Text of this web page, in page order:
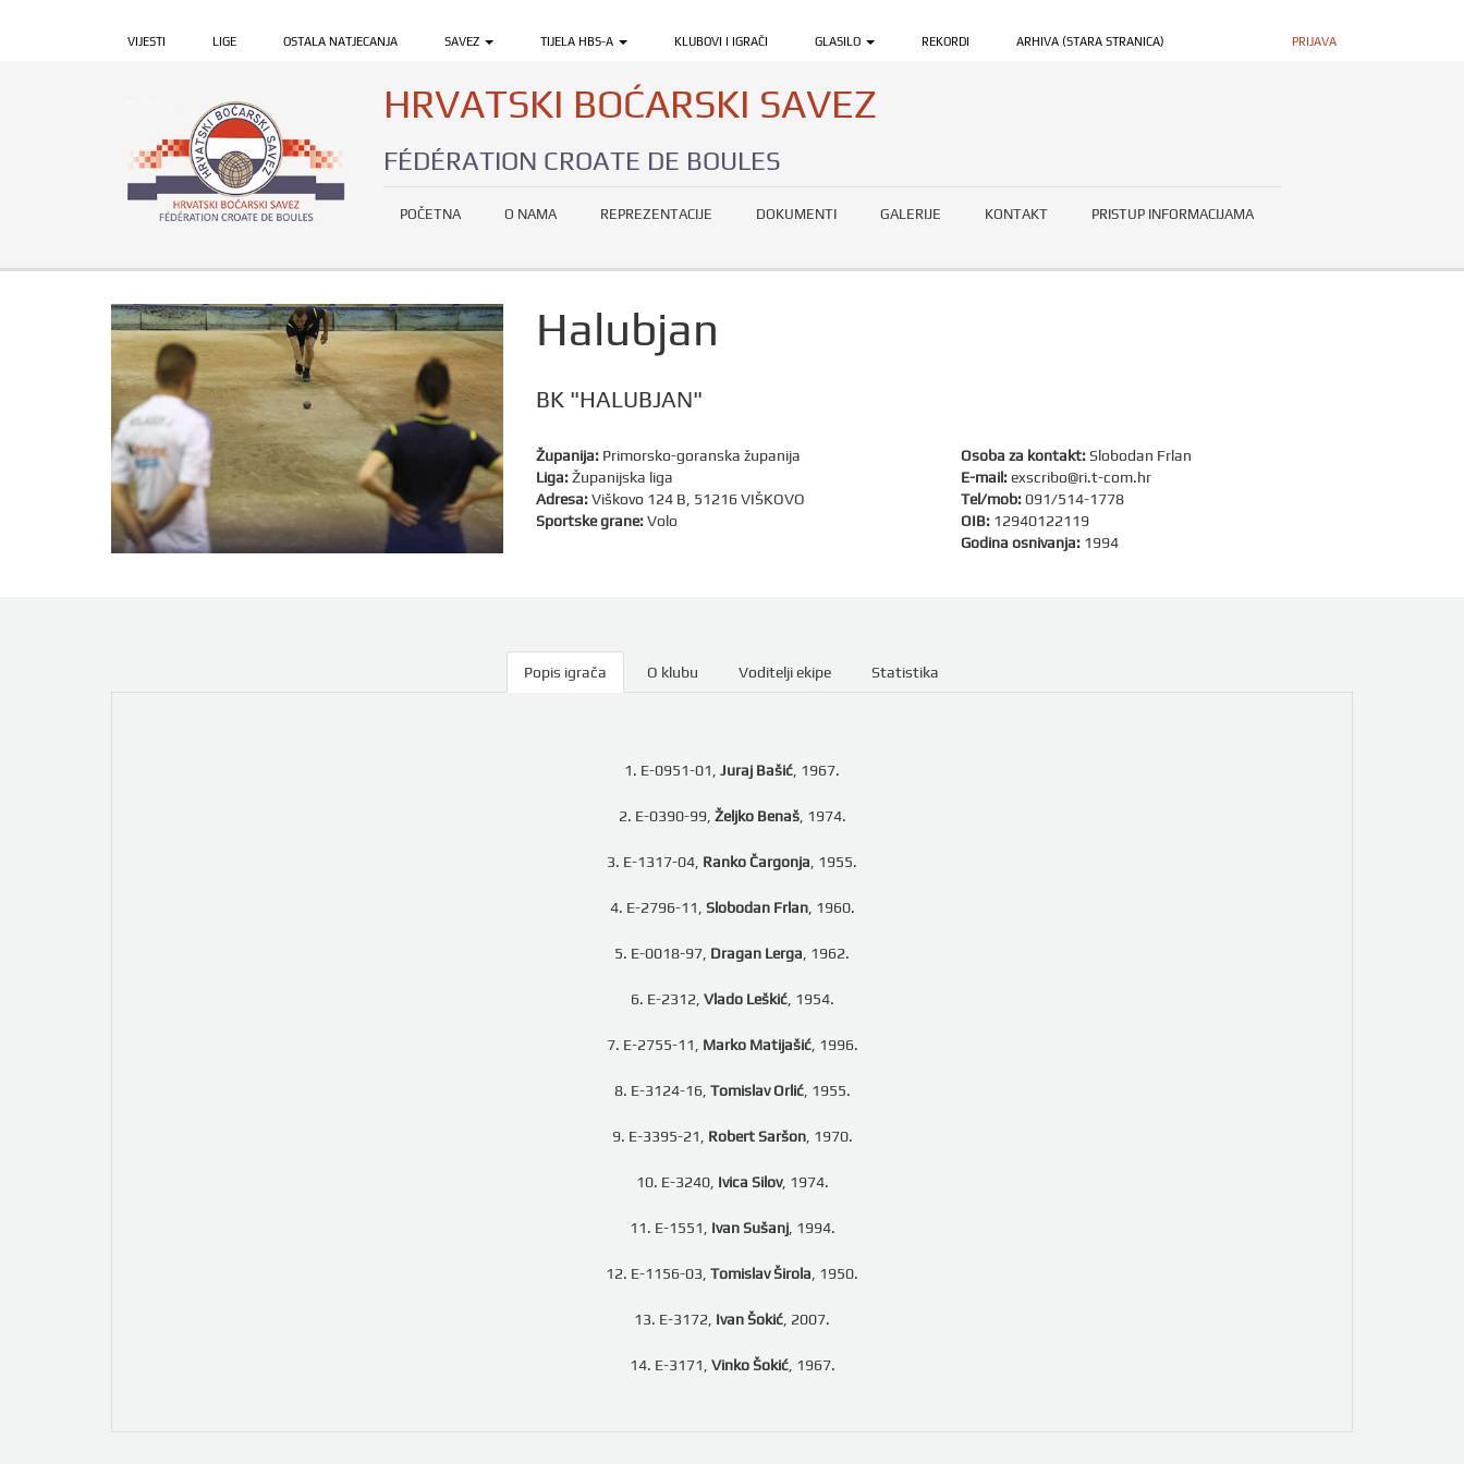
VIJESTI LIGE OSTALA NATJECANJA SAVEZ TIJELA HBS-A KLUBOVI I IGRAČI GLASILO REKORDI ARHIVA (STARA STRANICA) PRIJAVA
HRVATSKI BOĆARSKI SAVEZ
FÉDÉRATION CROATE DE BOULES
POČETNA O NAMA REPREZENTACIJE DOKUMENTI GALERIJE KONTAKT PRISTUP INFORMACIJAMA
Halubjan
BK "HALUBJAN"
Županija: Primorsko-goranska županija
Liga:Županijska liga
Adresa:Viškovo 124 B, 51216 VIŠKOVO
Sportske grane:Volo
Osoba za kontakt:Slobodan Frlan
E-mail:exscribo@ri.t-com.hr
Tel/mob:091/514-1778
OIB: 12940122119
Godina osnivanja: 1994
Popis igrača O klubu Voditelji ekipe Statistika
1. E-0951-01, Juraj Bašić , 1967.
2. E-0390-99, Željko Benaš, 1974.
3. E-1317-04, Ranko Čargonja , 1955.
4. E-2796-11, Slobodan Frlan, 1960.
5. E-0018-97, Dragan Lerga , 1962.
6. E-2312, Vlado Leškić, 1954.
7. E-2755-11, Marko Matijašić, 1996.
8. E-3124-16, Tomislav Orlić, 1955.
9. E-3395-21, Robert Saršon, 1970.
10. E-3240, Ivica Silov, 1974.
11. E-1551, Ivan Sušanj, 1994.
12. E-1156-03, Tomislav Širola , 1950.
13. E-3172, Ivan Šokić , 2007.
14. E-3171, Vinko Šokić, 1967.